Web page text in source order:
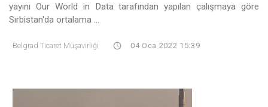
yayını Our World in Data tarafından yapılan çalışmaya göre
Sırbistan'da ortalama ...
Belgrad Ticaret Müşavirliği 04 Oca 2022 15:39